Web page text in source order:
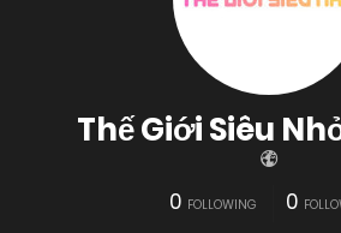
Thế Giới Siêu
0 FOLLOWING 0